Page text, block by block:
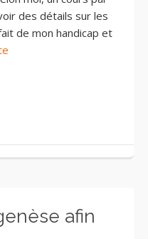
des détails sur les
de mon handicap et
afin